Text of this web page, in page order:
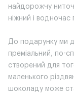
найдорожчу
ніжний і водночас
До подарунку ми
преміальний, по-
створений для
маленького
шоколаду може